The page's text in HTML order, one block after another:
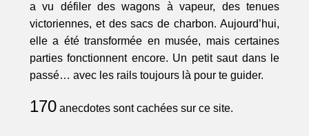
a vu défiler des wagons à vapeur, des tenues
victoriennes, et des sacs de charbon. Aujourd’hui,
elle a été transformée en musée, mais certaines
parties fonctionnent encore. Un petit saut dans le
passé… avec les rails toujours là pour te guider.
170anecdotes sont cachées sur ce site.